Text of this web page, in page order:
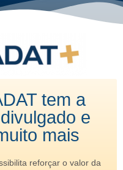
tem a
e
mais
reforçar o valor da